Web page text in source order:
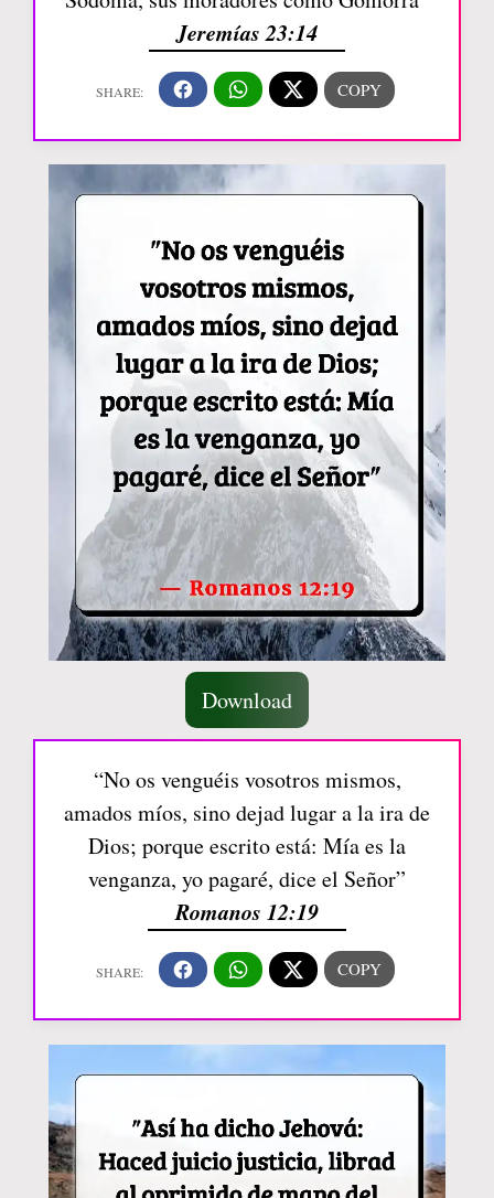
Jeremías 23:14
Download
“No os venguéis vosotros mismos,
amados míos, sino dejad lugar a la ira de
Dios; porque escrito está: Mía es la
venganza, yo pagaré, dice el Señor”
Romanos 12:19